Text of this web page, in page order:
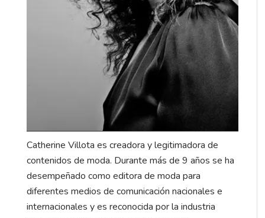
Catherine Villota es creadora y legitimadora de
contenidos de moda. Durante más de 9 años se ha
desempeñado como editora de moda para
diferentes medios de comunicación nacionales e
internacionales y es reconocida por la industria